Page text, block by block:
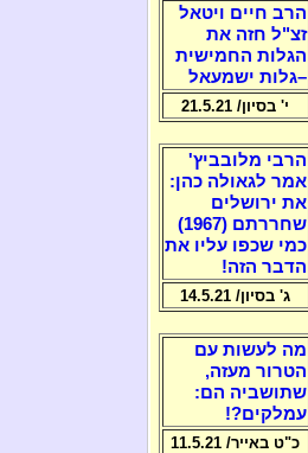
הרב חיים ויטאל
זצ"ל חזה את
הגלות החמישית
–גלות ישמעאל
י' בסיון/ 21.5.21
הרבי מלובביץ'
אמר לגאולה כהן:
את ירושלים
שחררתם (1967)
כמי שכפו עליו את
הדבר הזה!
ג' בסיון/ 14.5.21
מה לעשות עם
הטרור מעזה,
שתושביה הם:
עמלקים?!
כ"ט באייר/ 11.5.21